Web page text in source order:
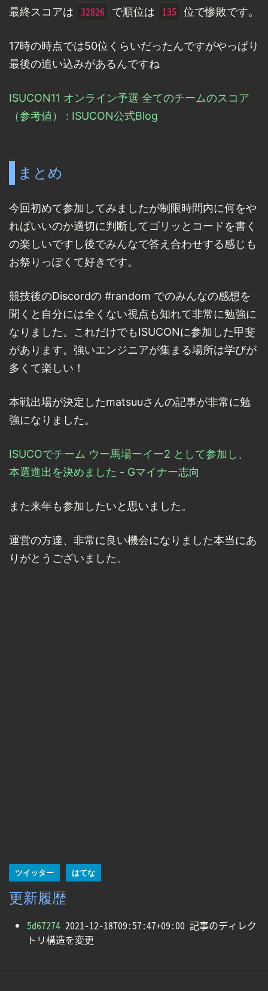
最終スコアは 32826 で順位は 135 位で惨敗です。
17時の時点では50位くらいだったんですがやっぱり
最後の追い込みがあるんですね
ISUCON11 オンライン予選 全てのチームのスコア
（参考値） : ISUCON公式Blog
まとめ
今回初めて参加してみましたが制限時間内に何をや
ればいいのか適切に判断してゴリッとコードを書く
の楽しいですし後でみんなで答え合わせする感じも
お祭りっぽくて好きです。
競技後のDiscordの #random でのみんなの感想を
聞くと自分には全くない視点も知れて非常に勉強に
なりました。これだけでもISUCONに参加した甲斐
があります。強いエンジニアが集まる場所は学びが
多くて楽しい！
本戦出場が決定したmatsuuさんの記事が非常に勉
強になりました。
ISUCOでチーム ウー馬場ーイー2 として参加し、
本選進出を決めました - Gマイナー志向
また来年も参加したいと思いました。
運営の方達、非常に良い機会になりました本当にあ
りがとうございました。
ツイッター はてな
更新履歴
5d67274 2021-12-18T09:57:47+09:00 記事のディレク
トリ構造を変更